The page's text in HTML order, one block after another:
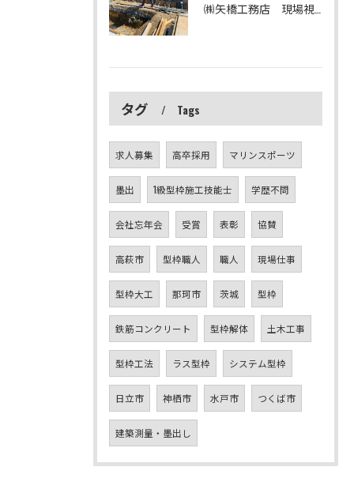
タグ Tags
求人募集 高卒採用 マリンスポーツ
墨出 1級型枠施工技能士 学歴不問
会社忘年会 受賞 表彰 協賛
高萩市 型枠職人 職人 現場仕事
型枠大工 那珂市 茨城 型枠
鉄筋コンクリート 型枠解体 土木工事
型枠工法 ラス型枠 システム型枠
日立市 神栖市 水戸市 つくば市
建築測量・墨出し